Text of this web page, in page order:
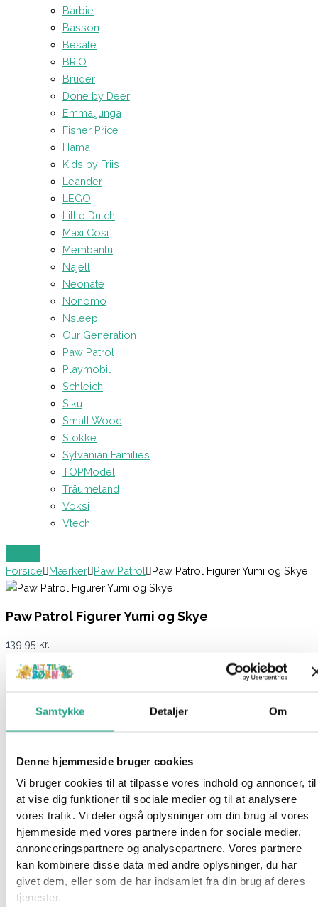
Samtykke Detaljer Om
Denne hjemmeside bruger cookies
Vi bruger cookies til at tilpasse vores indhold og annoncer, til
at vise dig funktioner til sociale medier og til at analysere
vores trafik. Vi deler også oplysninger om din brug af vores
hjemmeside med vores partnere inden for sociale medier,
annonceringspartnere og analysepartnere. Vores partnere
kan kombinere disse data med andre oplysninger, du har
givet dem, eller som de har indsamlet fra din brug af deres
tjenester.
Barbie
Basson
Besafe
BRIO
Bruder
Done by Deer
Emmaljunga
Fisher Price
Hama
Kids by Friis
Leander
LEGO
Little Dutch
Maxi Cosi
Membantu
Najell
Neonate
Nonomo
Nsleep
Our Generation
Paw Patrol
Playmobil
Schleich
Siku
Small Wood
Stokke
Sylvanian Families
TOPModel
Träumeland
Voksi
Vtech
Forside Mærker Paw Patrol Paw Patrol Figurer Yumi og Skye
Paw Patrol Figurer Yumi og Skye
139,95 kr.
Ikke på lager
Mærker,Paw Patrol
Spørg om produktet
Mød Skye, landmand Yumi og deres søde griseven, som altid
er klar til nye redningsmissioner! Sammen skaber de sjove og
lærerige øjeblikke på gården, hvor de passer på dyrene,
dyrker grøntsager og hjælper med at holde naturen i balance.
Når udfordringer opstår, står dette umage trekløver klar til at
håndtere alt  fra forsvundne høns til at bringe en bortløben gris
sikkert hjem igen.